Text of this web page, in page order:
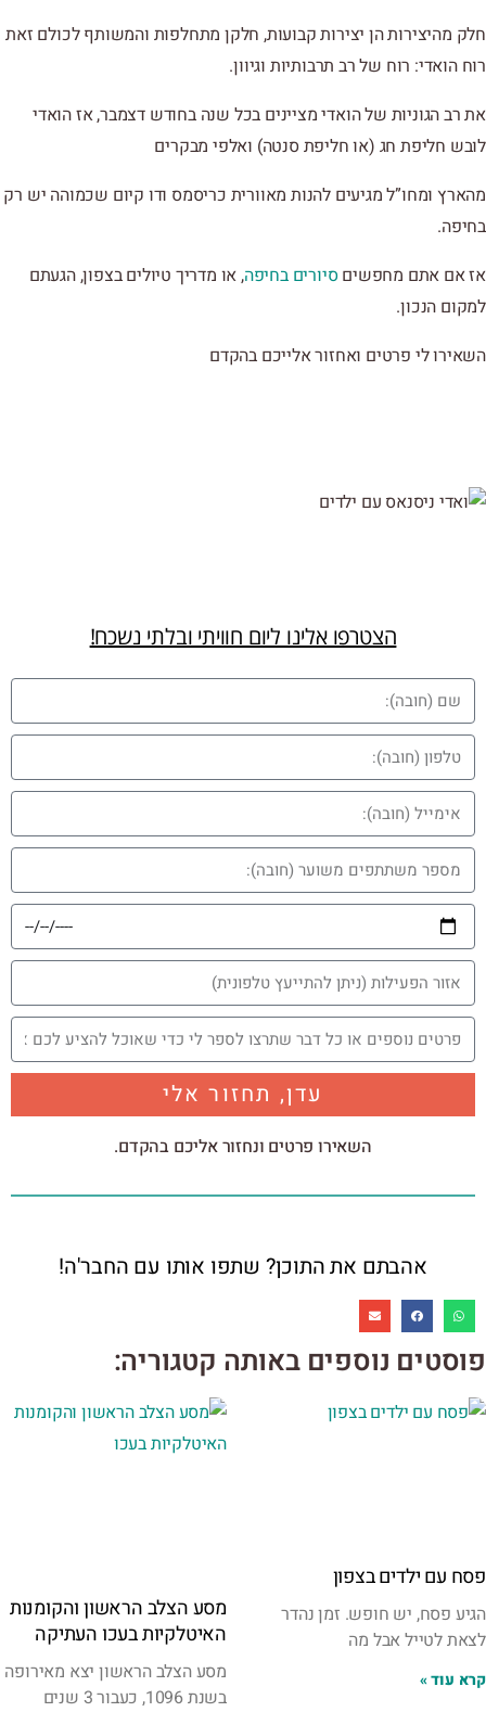
חלק מהיצירות הן יצירות קבועות, חלקן מתחלפות והמשותף לכולם זאת
רוח הואדי: רוח של רב תרבותיות וגיוון.
את רב הגוניות של הואדי מציינים בכל שנה בחודש דצמבר, אז הואדי
לובש חליפת חג (או חליפת סנטה) ואלפי מבקרים
מהארץ ומחו”ל מגיעים להנות מאוורית כריסמס ודו קיום שכמוהה יש רק
בחיפה.
אז אם אתם מחפשיםסיורים בחיפה, או מדריך טיולים בצפון, הגעתם
למקום הנכון.
השאירו לי פרטים ואחזור אלייכם בהקדם
הצטרפו אלינו ליום חוויתי ובלתי נשכח!
עדן, תחזור אלי
השאירו פרטים ונחזור אליכם בהקדם.
אהבתם את התוכן? שתפו אותו עם החבר'ה!
פוסטים נוספים באותה קטגוריה:
פסח עם ילדים בצפון
הגיע פסח, יש חופש. זמן נהדר
לצאת לטייל אבל מה
קרא עוד »
מסע הצלב הראשון והקומנות
האיטלקיות בעכו העתיקה
מסע הצלב הראשון יצא מאירופה
בשנת 1096, כעבור 3 שנים